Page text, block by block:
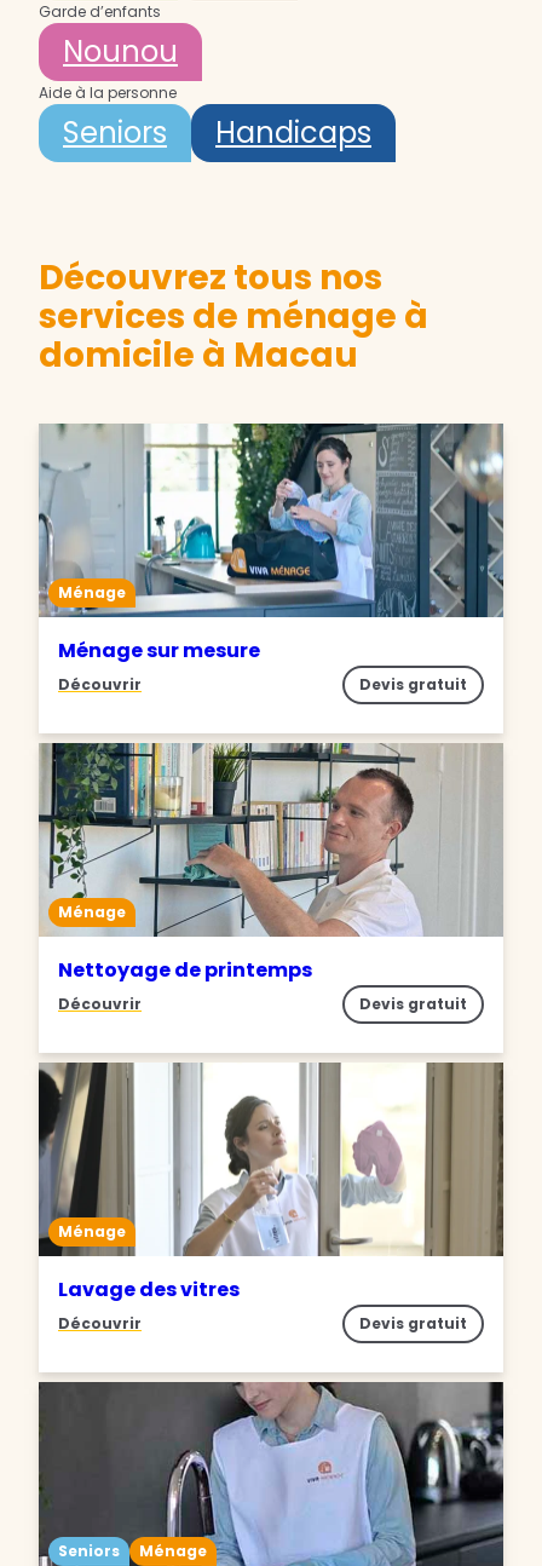
Garde d’enfants
Nounou
Aide à la personne
Seniors Handicaps
Découvrez tous nos
services de ménage à
domicile à Macau
Ménage
Ménage sur mesure
Découvrir Devis gratuit
Ménage
Nettoyage de printemps
Découvrir Devis gratuit
Ménage
Lavage des vitres
Découvrir Devis gratuit
Seniors Ménage